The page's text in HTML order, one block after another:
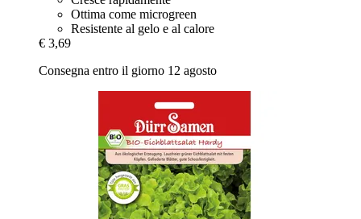
Ottima come microgreen
Resistente al gelo e al calore
€ 3,69
Consegna entro il giorno 12 agosto